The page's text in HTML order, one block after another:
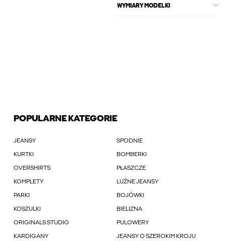
WYMIARY MODELKI
POPULARNE KATEGORIE
JEANSY SPODNIE
KURTKI BOMBERKI
OVERSHIRTS PŁASZCZE
KOMPLETY LUŹNE JEANSY
PARKI BOJÓWKI
KOSZULKI BIELIZNA
ORIGINALS STUDIO PULOWERY
KARDIGANY JEANSY O SZEROKIM KROJU